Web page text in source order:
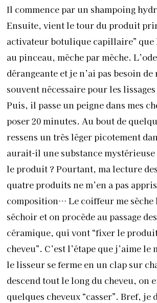
Il commence par un shampoing
Ensuite, vient le tour du produit
activateur botulique capillaire” que
au pinceau, mèche par mèche.
dérangeante et je n’ai pas besoin de
souvent nécessaire pour les
Puis, il passe un peigne dans mes
poser 20 minutes. Au bout de
ressens un très léger picotement
aurait-il une substance mystérieuse
le produit ? Pourtant, ma lecture
quatre produits ne m’en a pas
composition… Le coiffeur me sèche
séchoir et on procède au passage
céramique, qui vont “fixer le
cheveu”. C’est l’étape que j’aime
le lisseur se ferme en un clap sur
descend tout le long du cheveu, on
quelques cheveux “casser”. Bref, je